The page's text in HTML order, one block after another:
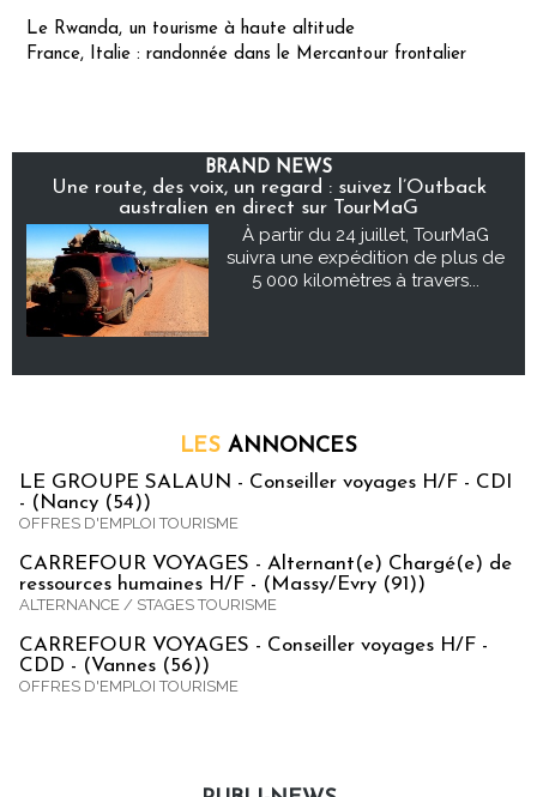
Le Rwanda, un tourisme à haute altitude
France, Italie : randonnée dans le Mercantour frontalier
BRAND NEWS
Une route, des voix, un regard : suivez l’Outback
australien en direct sur TourMaG
À partir du 24 juillet, TourMaG
suivra une expédition de plus de
5 000 kilomètres à travers...
LES ANNONCES
LE GROUPE SALAUN - Conseiller voyages H/F - CDI
- (Nancy (54))
OFFRES D'EMPLOI TOURISME
CARREFOUR VOYAGES - Alternant(e) Chargé(e) de
ressources humaines H/F - (Massy/Evry (91))
ALTERNANCE / STAGES TOURISME
CARREFOUR VOYAGES - Conseiller voyages H/F -
CDD - (Vannes (56))
OFFRES D'EMPLOI TOURISME